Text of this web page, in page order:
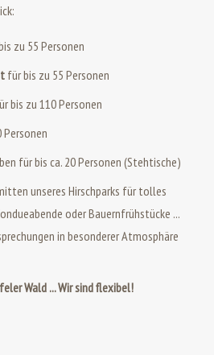
zu 55 Personen
für bis zu 55 Personen
bis zu 110 Personen
für bis ca. 20 Personen (Stehtische)
unseres Hirschparks für tolles
oder Bauernfrühstücke ...
in besonderer Atmosphäre
Wald ... Wir sind flexibel!